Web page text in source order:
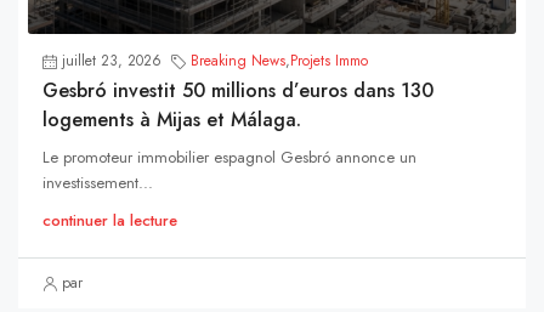
juillet 23, 2026 Breaking News,Projets Immo
Gesbró investit 50 millions d’euros dans 130
logements à Mijas et Málaga.
Le promoteur immobilier espagnol Gesbró annonce un
investissement...
continuer la lecture
par